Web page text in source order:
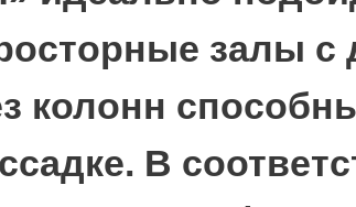
время года. Конструкция тента
банкетную рассадку, сцену и
провести как небольшие
и крупные до 130 гостей.